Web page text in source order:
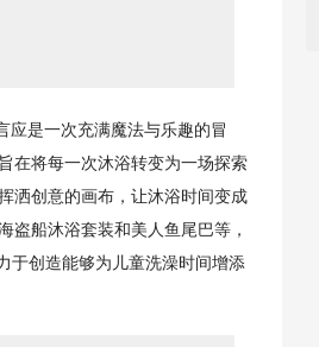
是一次充满魔法与乐趣的冒
在将每一次沐浴转变为一场探索
洒创意的画布，让沐浴时间变成
船沐浴套装和美人鱼尾巴等，
于创造能够为儿童洗澡时间增添